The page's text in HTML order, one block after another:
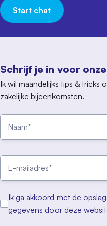
Schrijf je in voor
Ik wil maandelijks tips & tricks
zakelijke bijeenkomsten.
Ik ga akkoord met de
gegevens door deze
Start chat